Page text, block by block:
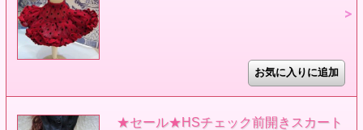
★セール★HSチェック前開きスカート